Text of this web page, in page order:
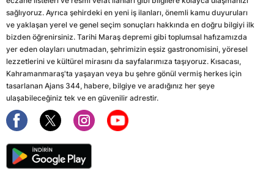
sağlıyoruz. Ayrıca şehirdeki en yeni iş ilanları, önemli kamu duyuruları
ve yaklaşan yerel ve genel seçim sonuçları hakkında en doğru bilgiyi ilk
bizden öğrenirsiniz. Tarihi Maraş depremi gibi toplumsal hafızamızda
yer eden olayları unutmadan, şehrimizin eşsiz gastronomisini, yöresel
lezzetlerini ve kültürel mirasını da sayfalarımıza taşıyoruz. Kısacası,
Kahramanmaraş'ta yaşayan veya bu şehre gönül vermiş herkes için
tasarlanan Ajans 344, habere, bilgiye ve aradığınız her şeye
ulaşabileceğiniz tek ve en güvenilir adrestir.